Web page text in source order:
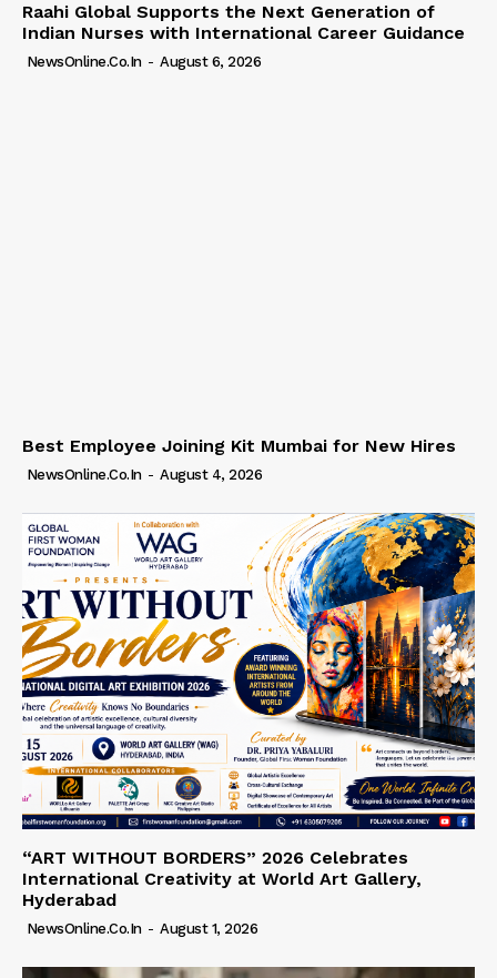
Raahi Global Supports the Next Generation of
Indian Nurses with International Career Guidance
NewsOnline.co.in - August 6, 2026
Best Employee Joining Kit Mumbai for New Hires
NewsOnline.co.in - August 4, 2026
“ART WITHOUT BORDERS” 2026 Celebrates
International Creativity at World Art Gallery,
Hyderabad
NewsOnline.co.in - August 1, 2026